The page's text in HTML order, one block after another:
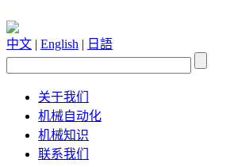
中文 | English | 日語
关于我们
机械自动化
机械知识
联系我们